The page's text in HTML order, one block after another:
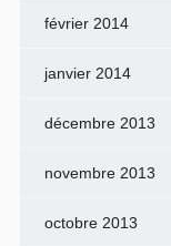
février 2014
janvier 2014
décembre 2013
novembre 2013
octobre 2013